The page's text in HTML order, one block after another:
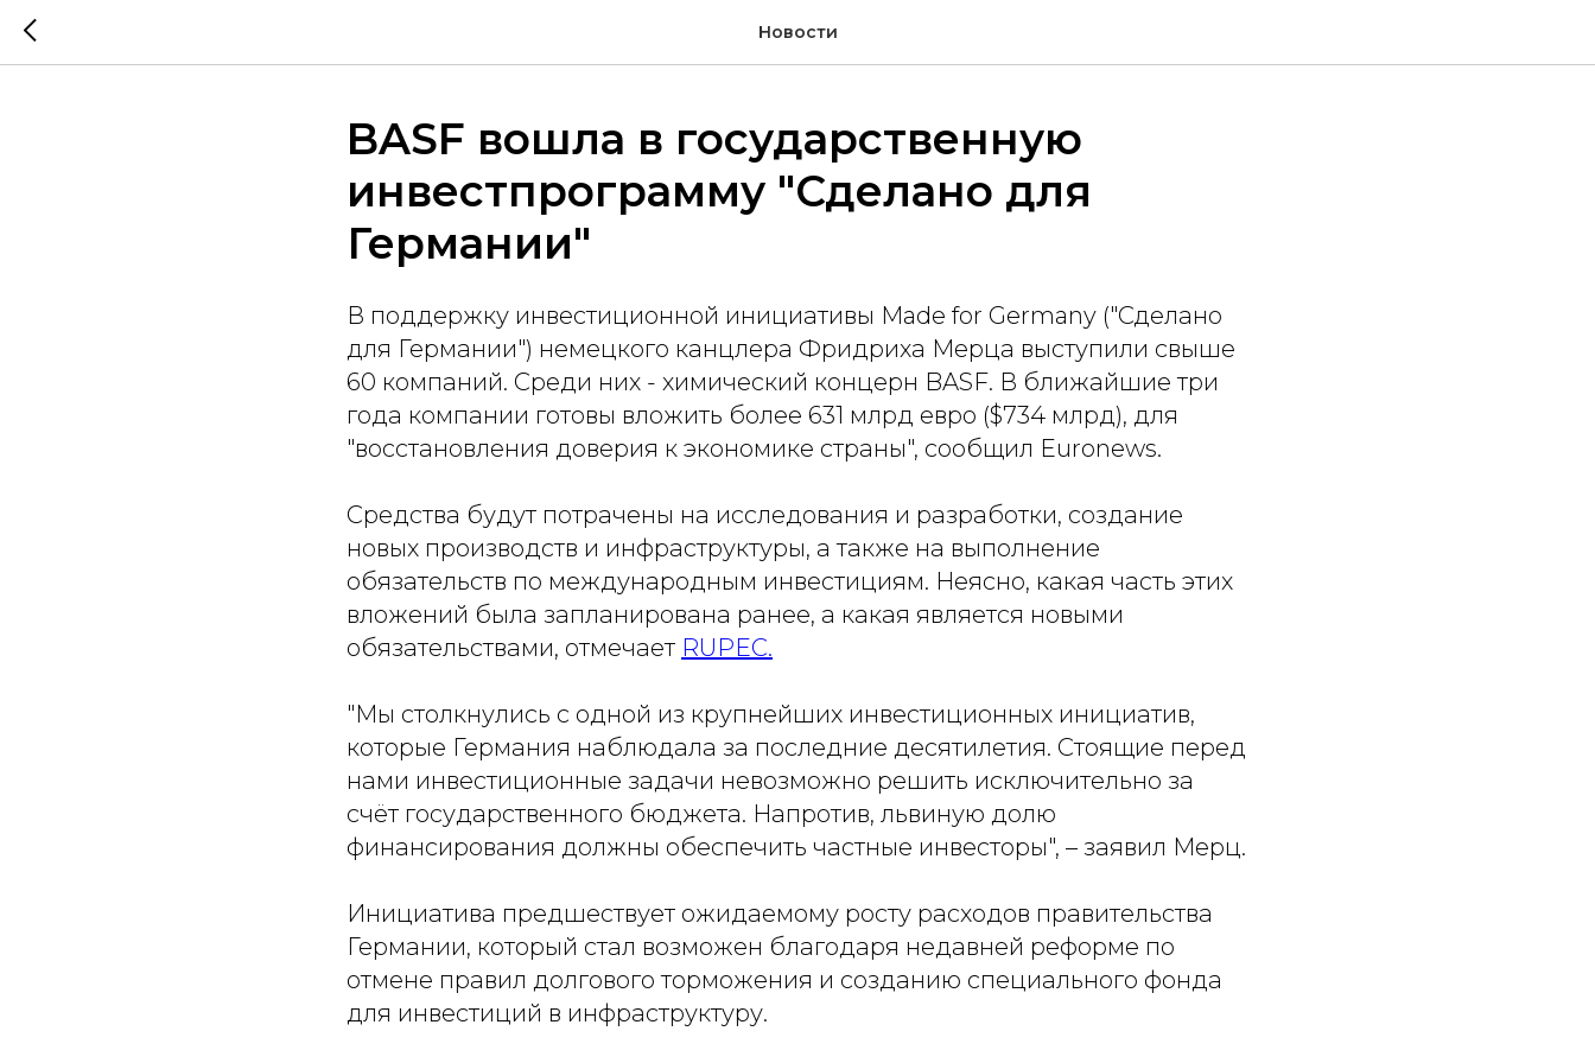
Новости
BASF вошла в государственную
инвестпрограмму "Сделано для
Германии"
В поддержку инвестиционной инициативы Made for Germany ("Сделано
для Германии") немецкого канцлера Фридриха Мерца выступили свыше
60 компаний. Среди них - химический концерн BASF. В ближайшие три
года компании готовы вложить более 631 млрд евро ($734 млрд), для
"восстановления доверия к экономике страны", сообщил Euronews.
Средства будут потрачены на исследования и разработки, создание
новых производств и инфраструктуры, а также на выполнение
обязательств по международным инвестициям. Неясно, какая часть этих
вложений была запланирована ранее, а какая является новыми
обязательствами, отмечает RUPEC.
"Мы столкнулись с одной из крупнейших инвестиционных инициатив,
которые Германия наблюдала за последние десятилетия. Стоящие перед
нами инвестиционные задачи невозможно решить исключительно за
счёт государственного бюджета. Напротив, львиную долю
финансирования должны обеспечить частные инвесторы", – заявил Мерц.
Инициатива предшествует ожидаемому росту расходов правительства
Германии, который стал возможен благодаря недавней реформе по
отмене правил долгового торможения и созданию специального фонда
для инвестиций в инфраструктуру.